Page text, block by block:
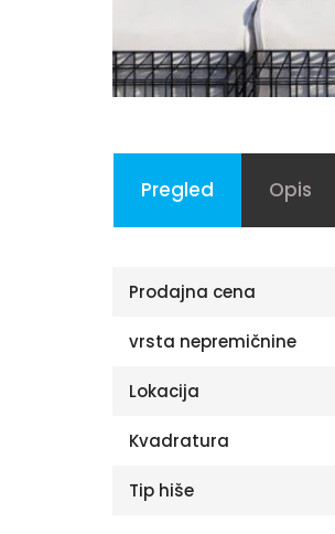
Pregled Opis
Prodajna cena
vrsta nepremičnine
Lokacija
Kvadratura
Tip hiše